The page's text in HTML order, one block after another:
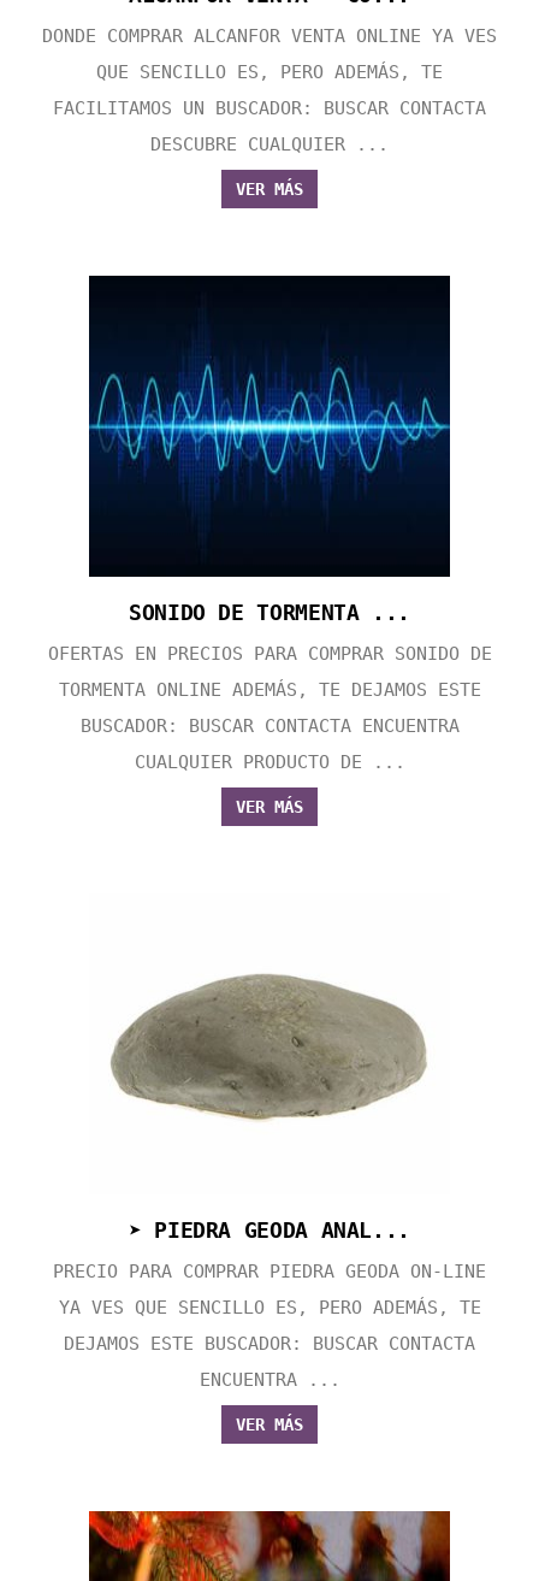
DONDE COMPRAR ALCANFOR VENTA ONLINE YA VES
QUE SENCILLO ES, PERO ADEMÁS, TE
FACILITAMOS UN BUSCADOR: BUSCAR CONTACTA
DESCUBRE CUALQUIER ...
VER MÁS
SONIDO DE TORMENTA ...
OFERTAS EN PRECIOS PARA COMPRAR SONIDO DE
TORMENTA ONLINE ADEMÁS, TE DEJAMOS ESTE
BUSCADOR: BUSCAR CONTACTA ENCUENTRA
CUALQUIER PRODUCTO DE ...
VER MÁS
➤ PIEDRA GEODA ANAL...
PRECIO PARA COMPRAR PIEDRA GEODA ON-LINE
YA VES QUE SENCILLO ES, PERO ADEMÁS, TE
DEJAMOS ESTE BUSCADOR: BUSCAR CONTACTA
ENCUENTRA ...
VER MÁS